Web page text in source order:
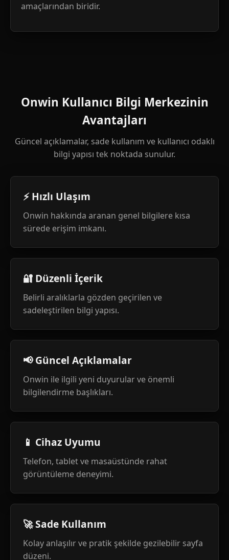
amaçlarından biridir.
Onwin Kullanıcı Bilgi Merkezinin
Avantajları
Güncel açıklamalar, sade kullanım ve kullanıcı odaklı
bilgi yapısı tek noktada sunulur.
⚡ Hızlı Ulaşım
Onwin hakkında aranan genel bilgilere kısa
sürede erişim imkanı.
🔐 Düzenli İçerik
Belirli aralıklarla gözden geçirilen ve
sadeleştirilen bilgi yapısı.
📢 Güncel Açıklamalar
Onwin ile ilgili yeni duyurular ve önemli
bilgilendirme başlıkları.
📱 Cihaz Uyumu
Telefon, tablet ve masaüstünde rahat
görüntüleme deneyimi.
🚀 Sade Kullanım
Kolay anlaşılır ve pratik şekilde gezilebilir sayfa
düzeni.